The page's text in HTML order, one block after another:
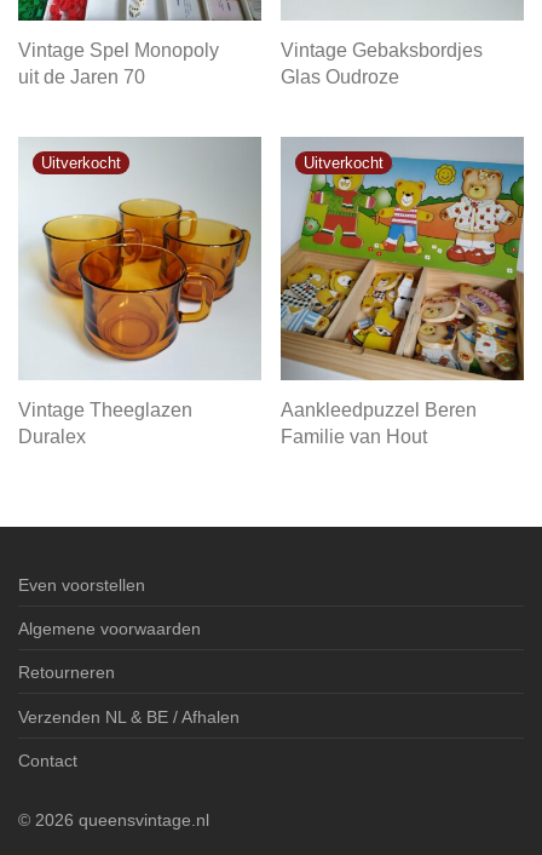
Vintage Spel Monopoly
uit de Jaren 70
Vintage Gebaksbordjes
Glas Oudroze
Vintage Theeglazen
Duralex
Aankleedpuzzel Beren
Familie van Hout
Even voorstellen
Algemene voorwaarden
Retourneren
Verzenden NL & BE / Afhalen
Contact
© 2026 queensvintage.nl